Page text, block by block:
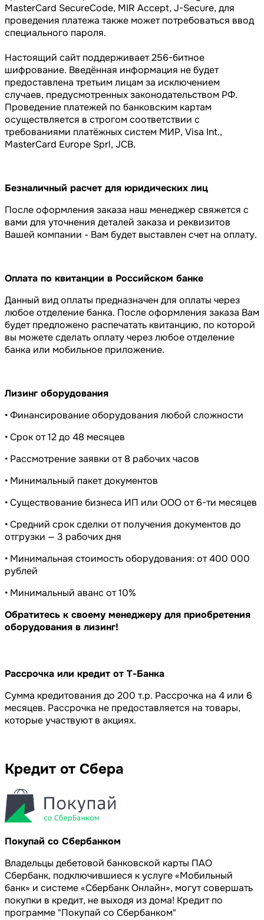
MasterCard SecureCode, MIR Accept, J-Secure, для
проведения платежа также может потребоваться ввод
специального пароля.
Настоящий сайт поддерживает 256-битное
шифрование. Введённая информация не будет
предоставлена третьим лицам за исключением
случаев, предусмотренных законодательством РФ.
Проведение платежей по банковским картам
осуществляется в строгом соответствии с
требованиями платёжных систем МИР, Visa Int.,
MasterCard Europe Sprl, JCB.
Безналичный расчет для юридических лиц
После оформления заказа наш менеджер свяжется с
вами для уточнения деталей заказа и реквизитов
Вашей компании - Вам будет выставлен счет на оплату.
Оплата по квитанции в Российском банке
Данный вид оплаты предназначен для оплаты через
любое отделение банка. После оформления заказа Вам
будет предложено распечатать квитанцию, по которой
вы можете сделать оплату через любое отделение
банка или мобильное приложение.
Лизинг оборудования
• Финансирование оборудования любой сложности
• Срок от 12 до 48 месяцев
• Рассмотрение заявки от 8 рабочих часов
• Минимальный пакет документов
• Существование бизнеса ИП или ООО от 6-ти месяцев
• Средний срок сделки от получения документов до
отгрузки — 3 рабочих дня
• Минимальная стоимость оборудования: от 400 000
рублей
• Минимальный аванс от 10%
Обратитесь к своему менеджеру для приобретения
оборудования в лизинг!
Рассрочка или кредит от Т-Банка
Сумма кредитования до 200 т.р. Рассрочка на 4 или 6
месяцев. Рассрочка не предоставляется на товары,
которые участвуют в акциях.
Кредит от Сбера
Покупай со Сбербанком
Владельцы дебетовой банковской карты ПАО
Сбербанк, подключившиеся к услуге «Мобильный
банк» и системе «Сбербанк Онлайн», могут совершать
покупки в кредит, не выходя из дома! Кредит по
программе "Покупай со Сбербанком"